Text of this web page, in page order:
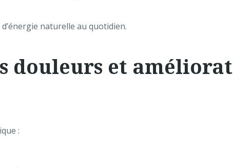
naturelle au quotidien.
douleurs et
: